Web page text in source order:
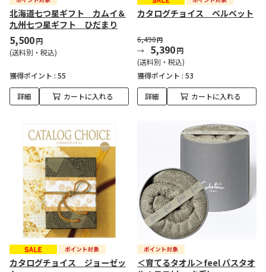
北海道七つ星ギフト カムイ＆
九州七つ星ギフト ひだまり
5,500円
(送料別・税込)
獲得ポイント : 55
詳細 カートに入れる
カタログチョイス ベルベット
6,490円
5,390円
(送料別・税込)
獲得ポイント : 53
詳細 カートに入れる
カタログチョイス ジョーゼッ
＜育てるタオル＞feel バスタオ